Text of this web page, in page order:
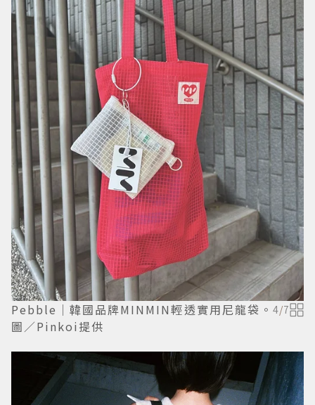
Pebble｜韓國品牌MINMIN輕透實用尼龍袋。
圖／Pinkoi提供
4/7